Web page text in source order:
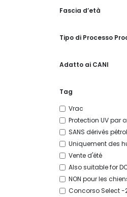
Fascia d’età
Tipo di Processo
Adatto ai CANI
Tag
Vrac
Protection UV par
SANS dérivés
Uniquement des
Vente d'été
Also suitable for
NON pour les
Concorso Select -